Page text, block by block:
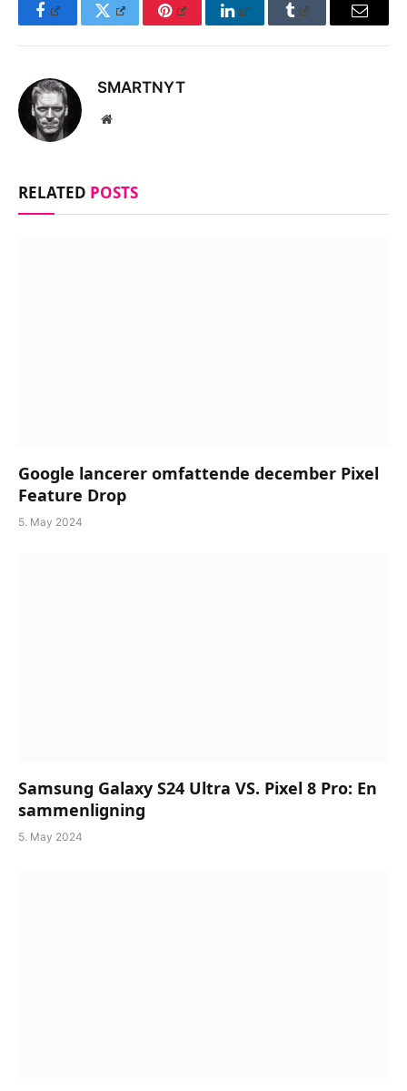
FacebookTwitter Pinterest LinkedInTumblr Email
SMARTNYT
Website
RELATED POSTS
Google lancerer omfattende december Pixel
Feature Drop
5. May 2024
Samsung Galaxy S24 Ultra VS. Pixel 8 Pro: En
sammenligning
5. May 2024